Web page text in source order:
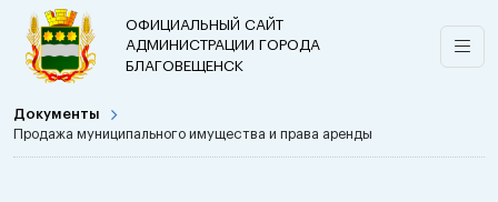
ОФИЦИАЛЬНЫЙ САЙТ
АДМИНИСТРАЦИИ ГОРОДА
БЛАГОВЕЩЕНСК
Документы
Продажа муниципального имущества и права аренды